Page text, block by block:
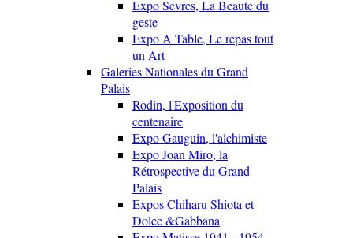
Expo Sevres, La Beaute du
geste
Expo A Table, Le repas tout
un Art
Galeries Nationales du Grand
Palais
Rodin, l'Exposition du
centenaire
Expo Gauguin, l'alchimiste
Expo Joan Miro, la
Rétrospective du Grand
Palais
Expos Chiharu Shiota et
Dolce &Gabbana